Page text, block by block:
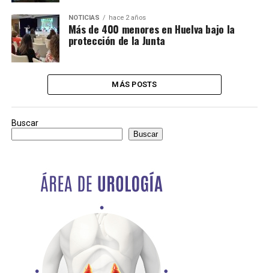
NOTICIAS hace 2 años
Más de 400 menores en Huelva bajo la
protección de la Junta
MÁS POSTS
Buscar
Buscar